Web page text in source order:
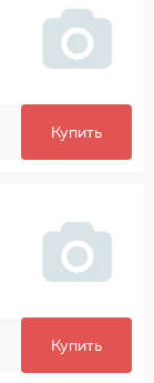
Купить
Купить